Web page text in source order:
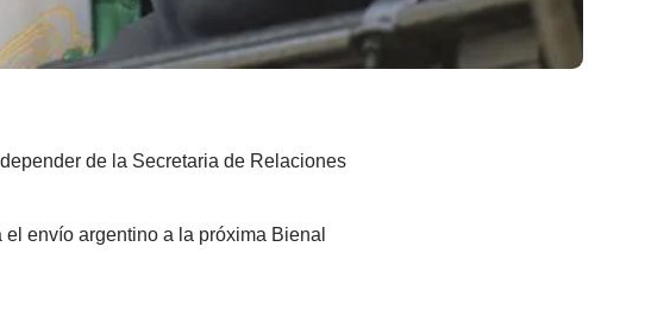
de la Secretaria de Relaciones
envío argentino a la próxima Bienal